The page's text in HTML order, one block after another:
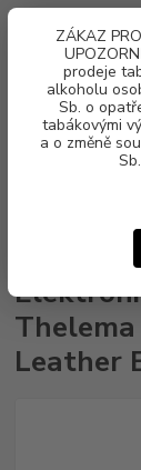
ZÁKAZ
prodeje
alkoholu
Sb. o
tabákovými
a o změně
Thelema Aura S
Leather